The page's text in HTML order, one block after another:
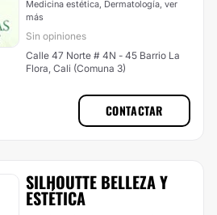
Medicina estética, Dermatología, ver
más
Sin opiniones
Calle 47 Norte # 4N - 45 Barrio La
Flora, Cali (Comuna 3)
CONTACTAR
SILHOUTTE BELLEZA Y
ESTÉTICA